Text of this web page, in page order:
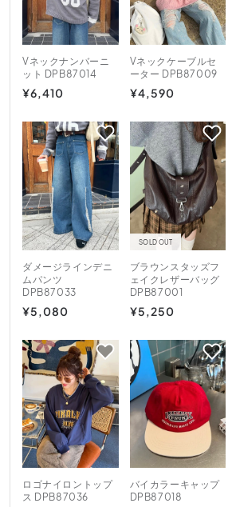
Vネックナンバーニ
ット DPB87014
通
価
格
¥6,410
Vネックケーブルセ
ーター DPB87009
通
価
格
¥4,590
ダメージラインデニ
ムパンツ
DPB87033
通
価
格
¥5,080
SOLD OUT
ブラウンスタッズフ
ェイクレザーバッグ
DPB87001
通
価
格
¥5,250
ロゴナイロントップ
ス DPB87036
バイカラーキャップ
DPB87018